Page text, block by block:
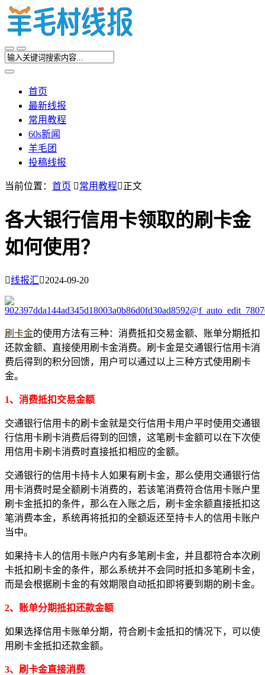
首页
最新线报
常用教程
60s新闻
羊毛团
投稿线报
当前位置： 首页 常用教程正文
各大银行信用卡领取的刷卡金
如何使用？
线报汇2024-09-20
刷卡金的使用方法有三种：消费抵扣交易金额、账单分期抵扣
还款金额、直接使用刷卡金消费。刷卡金是交通银行信用卡消
费后得到的积分回馈，用户可以通过以上三种方式使用刷卡
金。
1、消费抵扣交易金额
交通银行信用卡的刷卡金就是交行信用卡用户平时使用交通银
行信用卡刷卡消费后得到的回馈，这笔刷卡金额可以在下次使
用信用卡刷卡消费时直接抵扣相应的金额。
交通银行的信用卡持卡人如果有刷卡金，那么使用交通银行信
用卡消费时是全额刷卡消费的，若该笔消费符合信用卡账户里
刷卡金抵扣的条件，那么在入账之后，刷卡金余额直接抵扣这
笔消费本金，系统再将抵扣的全额返还至持卡人的信用卡账户
当中。
如果持卡人的信用卡账户内有多笔刷卡金，并且都符合本次刷
卡抵扣刷卡金的条件，那么系统并不会同时抵扣多笔刷卡金，
而是会根据刷卡金的有效期限自动抵扣即将要到期的刷卡金。
2、账单分期抵扣还款金额
如果选择信用卡账单分期，符合刷卡金抵扣的情况下，可以使
用刷卡金抵扣还款金额。
3、刷卡金直接消费